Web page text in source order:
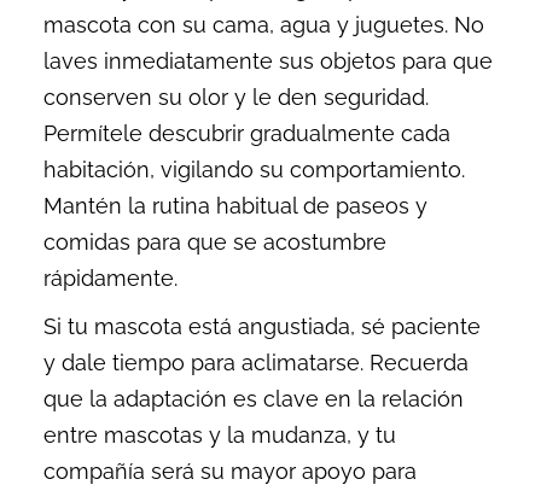
mascota con su cama, agua y juguetes. No
laves inmediatamente sus objetos para que
conserven su olor y le den seguridad.
Permítele descubrir gradualmente cada
habitación, vigilando su comportamiento.
Mantén la rutina habitual de paseos y
comidas para que se acostumbre
rápidamente.
Si tu mascota está angustiada, sé paciente
y dale tiempo para aclimatarse. Recuerda
que la adaptación es clave en la relación
entre mascotas y la mudanza, y tu
compañía será su mayor apoyo para